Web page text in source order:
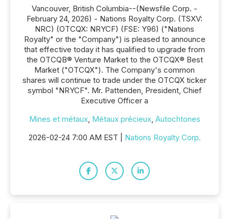
Vancouver, British Columbia--(Newsfile Corp. -
February 24, 2026) - Nations Royalty Corp. (TSXV:
NRC) (OTCQX: NRYCF) (FSE: Y96) ("Nations
Royalty" or the "Company") is pleased to announce
that effective today it has qualified to upgrade from
the OTCQB® Venture Market to the OTCQX® Best
Market ("OTCQX"). The Company's common
shares will continue to trade under the OTCQX ticker
symbol "NRYCF". Mr. Pattenden, President, Chief
Executive Officer a
Mines et métaux, Métaux précieux, Autochtones
2026-02-24 7:00 AM EST | Nations Royalty Corp.